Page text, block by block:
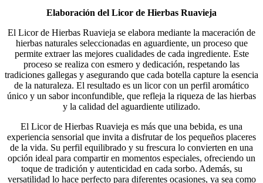
Elaboración del Licor de Hierbas Ruavieja
El Licor de Hierbas Ruavieja se elabora mediante la maceración de
hierbas naturales seleccionadas en aguardiente, un proceso que
permite extraer las mejores cualidades de cada ingrediente. Este
proceso se realiza con esmero y dedicación, respetando las
tradiciones gallegas y asegurando que cada botella capture la esencia
de la naturaleza. El resultado es un licor con un perfil aromático
único y un sabor inconfundible, que refleja la riqueza de las hierbas
y la calidad del aguardiente utilizado.
El Licor de Hierbas Ruavieja es más que una bebida, es una
experiencia sensorial que invita a disfrutar de los pequeños placeres
de la vida. Su perfil equilibrado y su frescura lo convierten en una
opción ideal para compartir en momentos especiales, ofreciendo un
toque de tradición y autenticidad en cada sorbo. Además, su
versatilidad lo hace perfecto para diferentes ocasiones, ya sea como